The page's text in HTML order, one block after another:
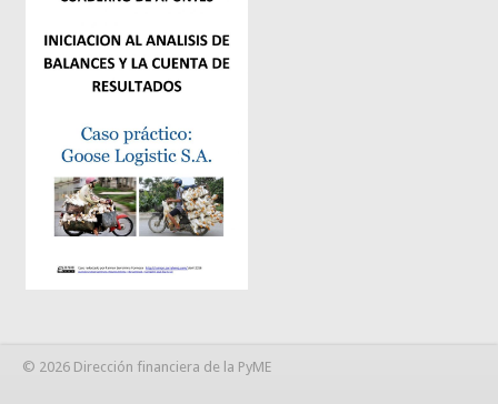
© 2026 Dirección financiera de la PyME